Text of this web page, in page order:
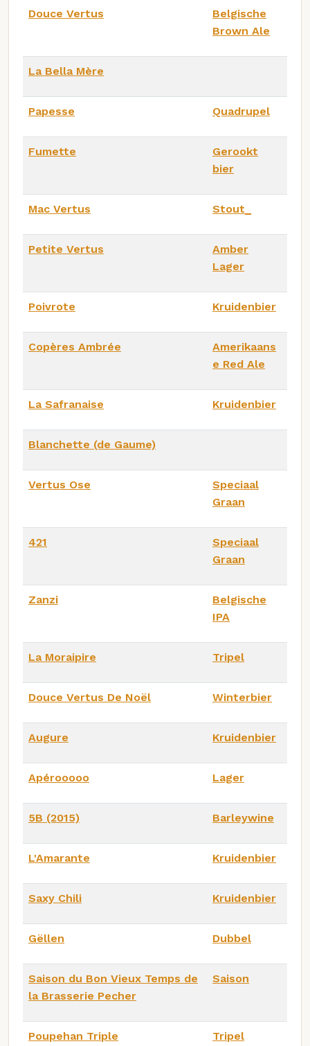
Douce Vertus
Belgische
Brown Ale
La Bella Mère
Papesse Quadrupel
Fumette
Gerookt
bier
Mac Vertus Stout_
Petite Vertus
Amber
Lager
Poivrote Kruidenbier
Copères Ambrée
Amerikaans
e Red Ale
La Safranaise Kruidenbier
Blanchette (de Gaume)
Vertus Ose
Speciaal
Graan
421
Speciaal
Graan
Zanzi
Belgische
IPA
La Moraipire Tripel
Douce Vertus De Noël Winterbier
Augure Kruidenbier
Apérooooo Lager
5B (2015) Barleywine
L'Amarante Kruidenbier
Saxy Chili Kruidenbier
Gëllen Dubbel
Saison du Bon Vieux Temps de
la Brasserie Pecher
Saison
Poupehan Triple Tripel